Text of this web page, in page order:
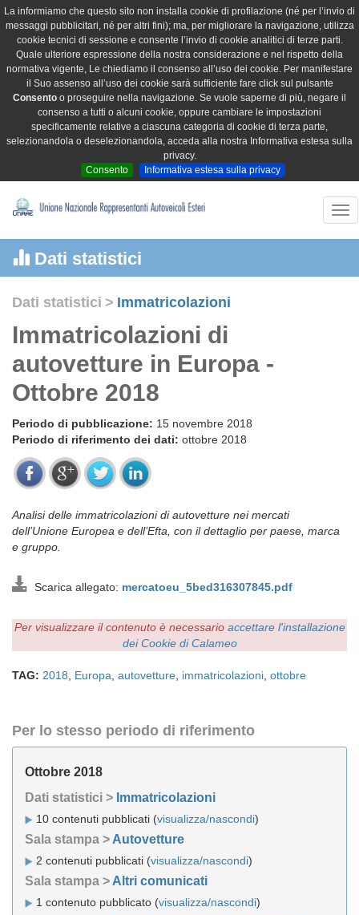
La informiamo che questo sito non installa cookie di profilazione (né per l’invio di
messaggi pubblicitari, né per altri fini); ma, per migliorare la navigazione, utilizza
cookie tecnici di sessione e consente l’invio di cookie analitici di terze parti.
Quale ulteriore espressione della nostra considerazione e nel rispetto della
normativa vigente, Le chiediamo il consenso all’uso dei cookie. Per manifestare
il Suo assenso all’uso dei cookie sarà sufficiente fare click sul pulsante
Consento o proseguire nella navigazione. Se vuole saperne di più, negare il
consenso a tutti o alcuni cookie, oppure cambiare le impostazioni
specificamente relative a ciascuna categoria di cookie di terza parte,
selezionandola o deselezionandola, acceda alla nostra Informativa estesa sulla
privacy.
Consento
Informativa estesa sulla privacy
Dati statistici
Dati statistici > Immatricolazioni
Immatricolazioni di
autovetture in Europa -
Ottobre 2018
Periodo di pubblicazione: 15 novembre 2018
Periodo di riferimento dei dati: ottobre 2018
Analisi delle immatricolazioni di autovetture nei mercati
dell’Unione Europea e dell’Efta, con il dettaglio per paese, marca
e gruppo.
Scarica allegato: mercatoeu_5bed316307845.pdf
Per visualizzare il contenuto è necessario accettare l'installazione
dei Cookie di Calameo
TAG: 2018 Europa autovetture immatricolazioni ottobre
Per lo stesso periodo di riferimento
Ottobre 2018
Dati statistici > Immatricolazioni
10 contenuti pubblicati (visualizza/nascondi)
Sala stampa > Autovetture
2 contenuti pubblicati (visualizza/nascondi)
Sala stampa > Altri comunicati
1 contenuto pubblicato (visualizza/nascondi)